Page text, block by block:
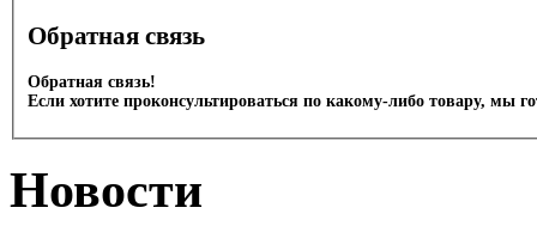
Обратная связь
Обратная связь!
Если хотите проконсультироваться по какому-либо товару, мы
Новости